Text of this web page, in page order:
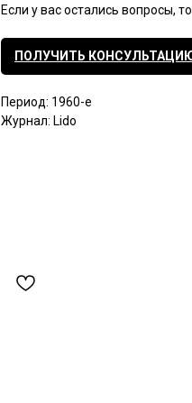
Если у вас остались вопросы,
ПОЛУЧИТЬ
Период: 1960-е
Журнал: Lido